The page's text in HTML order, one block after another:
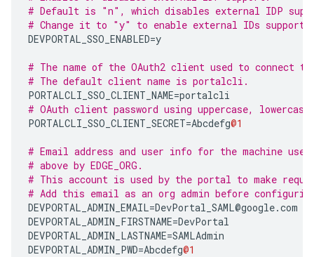
# Default is "n", which disables external IDP
# Change it to "y" to enable external IDs support.
DEVPORTAL_SSO_ENABLED=y
# The name of the OAuth2 client used to connect
# The default client name is portalcli.
PORTALCLI_SSO_CLIENT_NAME=portalcli
# OAuth client password using uppercase,
PORTALCLI_SSO_CLIENT_SECRET=Abcdefg@1
# Email address and user info for the machine
# above by EDGE_ORG.
# This account is used by the portal to make
# Add this email as an org admin before
DEVPORTAL_ADMIN_EMAIL=DevPortal_SAML@google.com
DEVPORTAL_ADMIN_FIRSTNAME=DevPortal
DEVPORTAL_ADMIN_LASTNAME=SAMLAdmin
DEVPORTAL_ADMIN_PWD=Abcdefg@1